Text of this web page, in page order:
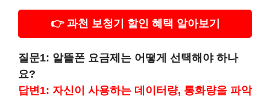
👉 과천 보청기 할인 혜택 알아보기
질문1: 알뜰폰 요금제는 어떻게 선택해야 하나
요?
답변1: 자신이 사용하는 데이터량, 통화량을 파악